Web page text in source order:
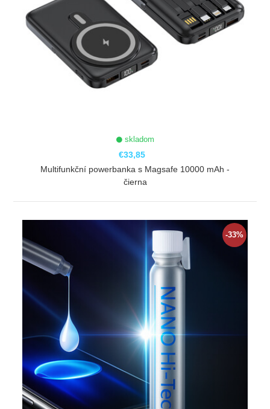
skladom
€33,85
ZOBRAZIŤ
Multifunkční powerbanka s Magsafe 10000 mAh -
čierna
-33%